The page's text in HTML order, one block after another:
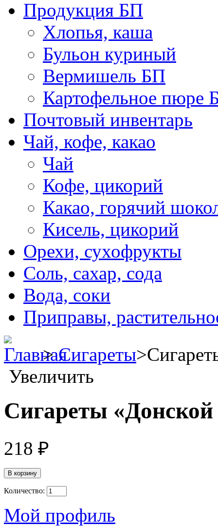
Продукция БП
Хлопья, каша
Бульон куриный
Вермишель БП
Картофельное пюре
Почтовый инвентарь
Чай, кофе, какао
Чай
Кофе, цикорий
Какао, горячий
Кисель, цикорий
Орехи, сухофрукты
Соль, сахар, сода
Вода, соки
Приправы,
> Сигареты>
Увеличить
Сигареты
218 ₽
Количество:
Мой профиль